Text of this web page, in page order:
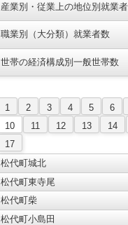
産業別・従業上の地位別就業
職業別（大分類）就業者数
世帯の経済構成別一般世帯数
1 2 3 4 5 6
10
11 12 13 14
17
松代町城北
松代町東寺尾
松代町柴
松代町小島田